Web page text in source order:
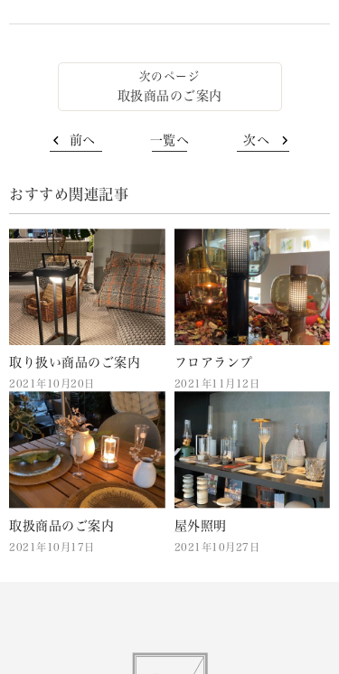
取扱商品のご案内
前へ 一覧へ 次へ
おすすめ関連記事
取り扱い商品のご案内
2021年10月20日
フロアランプ
2021年11月12日
取扱商品のご案内
2021年10月17日
屋外照明
2021年10月27日